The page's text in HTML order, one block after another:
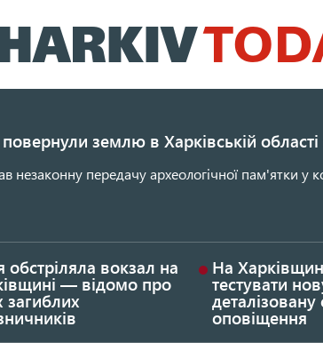
до
основного
землю в Харківській
незаконну передачу археологічної пам'ятки у
обстріляла вокзал на
— відомо про
загиблих
На
тестувати
деталізовану
оповіщення